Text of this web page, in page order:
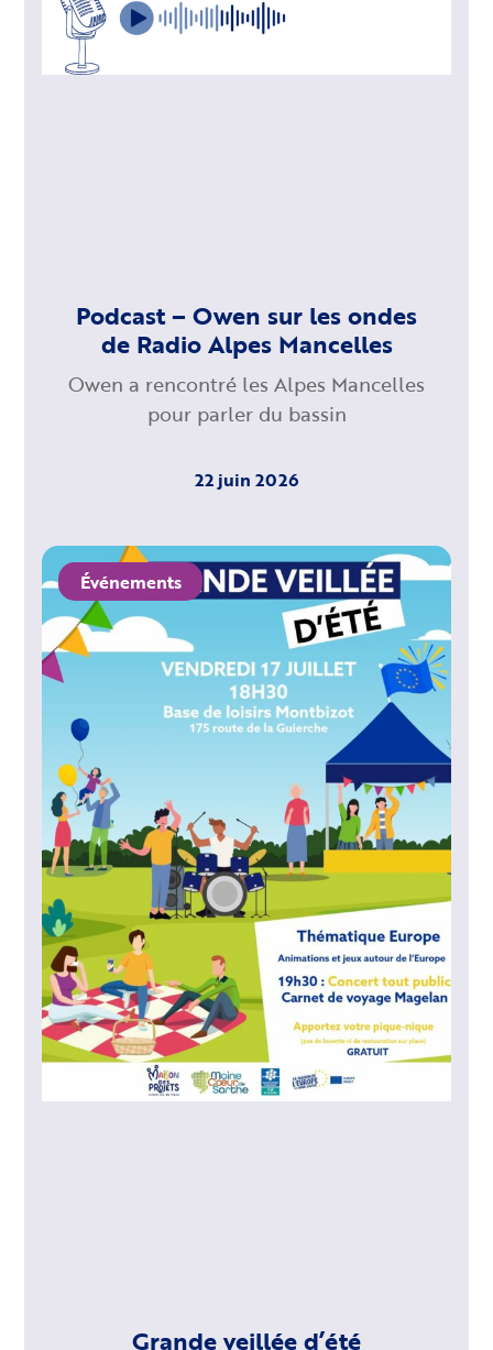
Podcast – Owen sur les ondes
de Radio Alpes Mancelles
Owen a rencontré les Alpes Mancelles
pour parler du bassin
22 juin 2026
Événements
Grande veillée d’été